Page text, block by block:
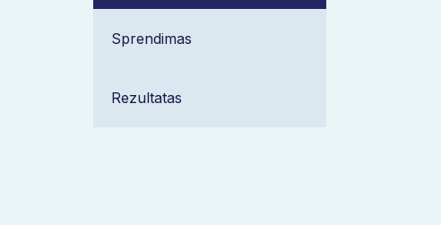
Sprendimas
Rezultatas